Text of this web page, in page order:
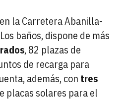
la Carretera Abanilla-
baños, dispone de más
, 82 plazas de
de recarga para
además, con tres
placas solares para el